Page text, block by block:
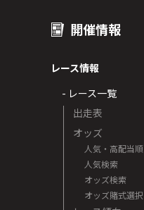
開催情報
レース情報
- レース一覧
出走表
オッズ
人気・高配当順
人気検索
オッズ検索
オッズ賭式選択